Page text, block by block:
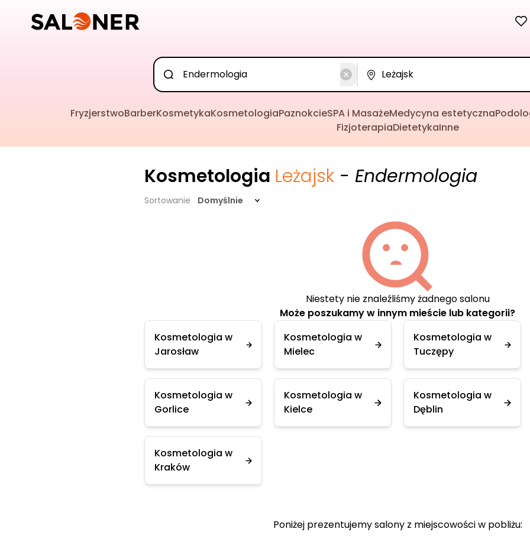
FryzjerstwoBarberKosmetykaKosmetologiaPaznokcieSPA i MasażeMedycyna estetyczna
FizjoterapiaDietetykaInne
Kosmetologia Leżajsk - Endermologia
Sortowanie Domyślnie
Niestety nie znaleźliśmy żadnego salonu
Może poszukamy w innym mieście lub kategorii?
Kosmetologia w
Jarosław
Kosmetologia w
Mielec
Kosmetologia w
Tuczępy
Kosmetologia w
Gorlice
Kosmetologia w
Kielce
Kosmetologia w
Dęblin
Kosmetologia w
Kraków
Poniżej prezentujemy salony z miejscowości w pobliżu: